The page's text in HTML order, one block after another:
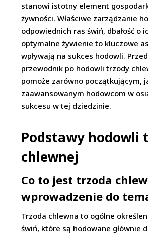
stanowi istotny element
żywności. Właściwe zarządzanie
odpowiednich ras świń, dbałość o
optymalne żywienie to kluczowe
wpływają na sukces hodowli.
przewodnik po hodowli trzody
pomoże zarówno początkującym,
zaawansowanym hodowcom w
sukcesu w tej dziedzinie.
Podstawy hodowli
chlewnej
Co to jest trzoda
wprowadzenie do
Trzoda chlewna to ogólne
świń, które są hodowane głównie